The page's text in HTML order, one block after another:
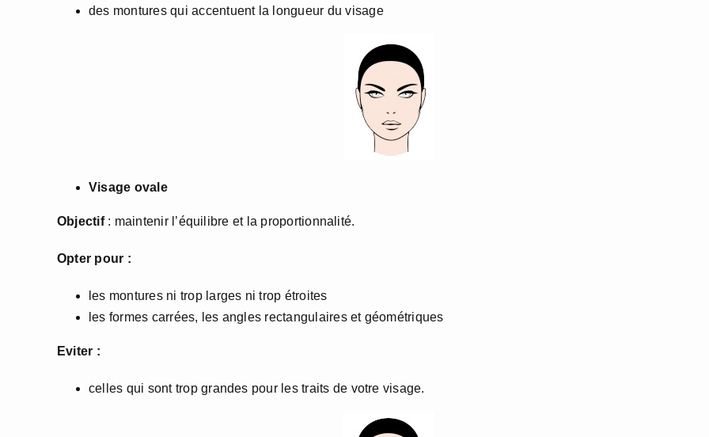
des montures qui accentuent la longueur du visage
Visage ovale
Objectif : maintenir l’équilibre et la proportionnalité.
Opter pour :
les montures ni trop larges ni trop étroites
les formes carrées, les angles rectangulaires et géométriques
Eviter :
celles qui sont trop grandes pour les traits de votre visage.